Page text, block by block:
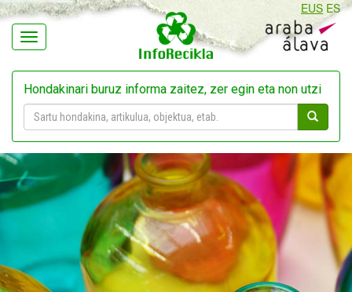
Navegación
EUS ES
Hondakinari buruz informa zaitez, zer egin eta non utzi